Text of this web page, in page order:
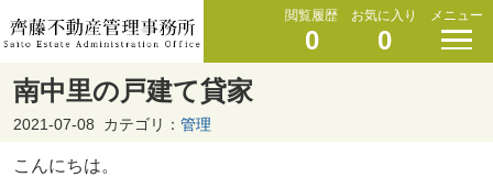
閲覧履歴
0
お気に入り
0
メニュー
南中里の戸建て貸家
2021-07-08 カテゴリ： 管理
こんにちは。